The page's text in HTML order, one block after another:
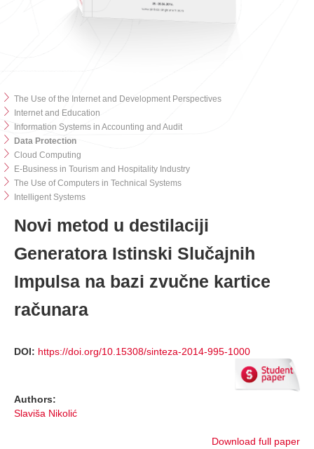
The Use of the Internet and Development Perspectives
Internet and Education
Information Systems in Accounting and Audit
Data Protection
Cloud Computing
E-Business in Tourism and Hospitality Industry
The Use of Computers in Technical Systems
Intelligent Systems
Novi metod u destilaciji
Generatora Istinski Slučajnih
Impulsa na bazi zvučne kartice
računara
DOI: https://doi.org/10.15308/sinteza-2014-995-1000
Authors:
Slaviša Nikolić
Download full paper